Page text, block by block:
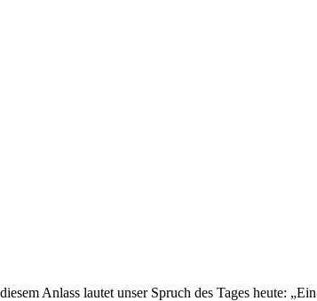
Anlass lautet unser Spruch des Tages heute: